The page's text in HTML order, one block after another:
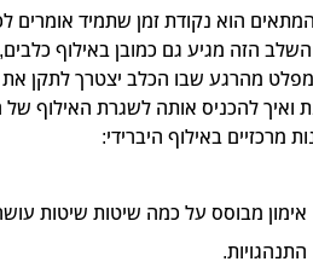
הוא נקודת זמן שתמיד
הזה מגיע גם כמובן באילוף
מהרגע שבו הכלב יצטרך לתקן
ואיך להכניס אותה לשגרת האילוף
מרכזיים באילוף היברידי:
אימון מבוסס על כמה שיטות שיטות
התנהגויות.